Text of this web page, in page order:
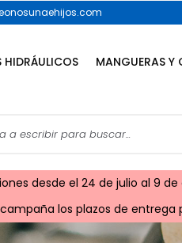
HIDRÁULICOS MANGUERAS Y
desde el 24 de julio al 9
los plazos de entrega